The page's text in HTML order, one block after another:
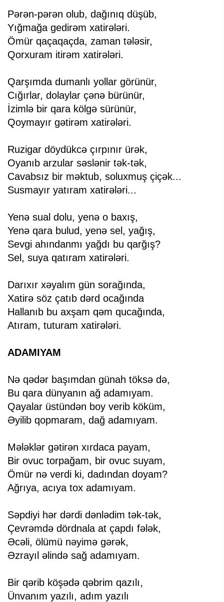
Pərən-pərən olub, dağınıq düşüb,
Yığmağa gedirəm xatirələri.
Ömür qaçaqaçda, zaman tələsir,
Qorxuram itirəm xatirələri.
Qarşımda dumanlı yollar görünür,
Cığırlar, dolaylar çənə bürünür,
İzimlə bir qara kölgə sürünür,
Qoymayır gətirəm xatirələri.
Ruzigar döydükcə çırpınır ürək,
Oyanıb arzular səslənir tək-tək,
Cavabsız bir məktub, soluxmuş çiçək...
Susmayır yatıram xatirələri...
Yenə sual dolu, yenə o baxış,
Yenə qara bulud, yenə sel, yağış,
Sevgi ahındanmı yağdı bu qarğış?
Sel, suya qatıram xatirələri.
Darıxır xəyalım gün sorağında,
Xatirə söz çatıb dərd ocağında
Hallanıb bu axşam qəm qucağında,
Atıram, tuturam xatirələri.
ADAMIYAM
Nə qədər başımdan günah töksə də,
Bu qara dünyanın ağ adamıyam.
Qayalar üstündən boy verib köküm,
Əyilib qopmaram, dağ adamıyam.
Mələklər gətirən xırdaca payam,
Bir ovuc torpağam, bir ovuc suyam,
Ömür nə verdi ki, dadından doyam?
Ağrıya, acıya tox adamıyam.
Səpdiyi hər dərdi dənlədim tək-tək,
Çevrəmdə dördnala at çapdı fələk,
Əcəli, ölümü nəyimə gərək,
Əzrayıl əlində sağ adamıyam.
Bir qərib köşədə qəbrim qazılı,
Ünvanım yazılı, adım yazılı